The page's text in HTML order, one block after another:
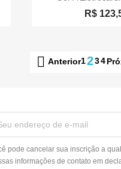
R$
 Anterior1234
pode cancelar sua inscrição a
informações de contato em